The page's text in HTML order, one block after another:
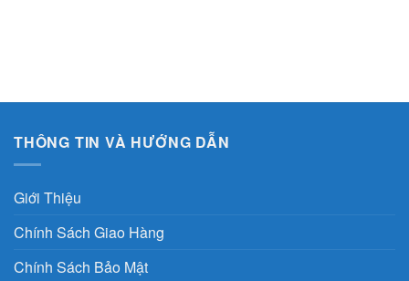
THÔNG TIN VÀ HƯỚNG DẪN
Giới Thiệu
Chính Sách Giao Hàng
Chính Sách Bảo Mật